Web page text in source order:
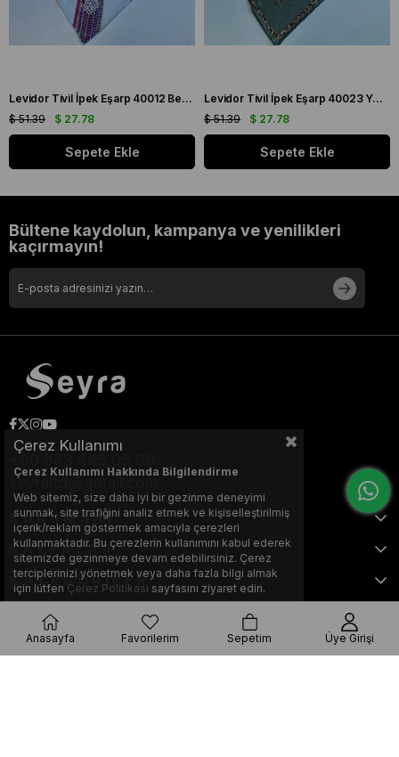
Levidor Tivil İpek Eşarp 40012 Beyaz Karışık Desen
$ 27.78
$ 51.39
Sepete Ekle
Levidor Tivil İpek Eşarp 40023 Yeşil Karışık Desen
$ 27.78
$ 51.39
Sepete Ekle
Bültene kaydolun, kampanya ve yenilikleri
kaçırmayın!
seyraltd@gmail.com
KURUMSAL
SAYFALAR
KATEGORİLER
Bu web sitesi, Nihat KILIÇARSLAN tarafından tasarlanmış ve optimize
Çerez Kullanımı
Çerez Kullanımı Hakkında Bilgilendirme
Web sitemiz, size daha iyi bir gezinme deneyimi
sunmak, site trafiğini analiz etmek ve kişiselleştirilmiş
içerik/reklam göstermek amacıyla çerezleri
kullanmaktadır. Bu çerezlerin kullanımını kabul ederek
sitemizde gezinmeye devam edebilirsiniz. Çerez
terciplerinizi yönetmek veya daha fazla bilgi almak
için lütfen Çerez Politikası sayfasını ziyaret edin.
Anasayfa Favorilerim Sepetim Üye Girişi